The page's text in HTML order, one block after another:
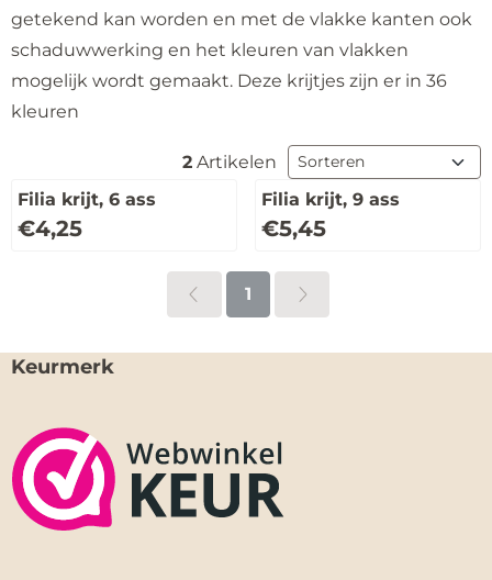
getekend kan worden en met de vlakke kanten ook
schaduwwerking en het kleuren van vlakken
mogelijk wordt gemaakt. Deze krijtjes zijn er in 36
kleuren
2 Artikelen Sorteermethode
Filia krijt, 6 ass
Prijs: 4,25
€4,25
Filia krijt, 9 ass
Prijs: 5,45
€5,45
1
Keurmerk